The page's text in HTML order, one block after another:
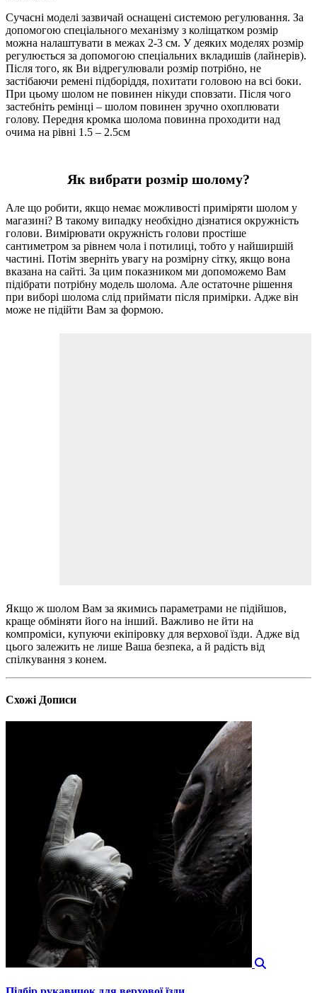
Сучасні моделі зазвичай оснащені системою регулювання. За
допомогою спеціального механізму з коліщатком розмір
можна налаштувати в межах 2-3 см. У деяких моделях розмір
регулюється за допомогою спеціальних вкладишів (лайнерів).
Після того, як Ви відрегулювали розмір потрібно, не
застібаючи ремені підборіддя, похитати головою на всі боки.
При цьому шолом не повинен нікуди сповзати. Після чого
застебніть ремінці – шолом повинен зручно охоплювати
голову. Передня кромка шолома повинна проходити над
очима на рівні 1.5 – 2.5см
Як вибрати розмір шолому?
Але що робити, якщо немає можливості приміряти шолом у
магазині? В такому випадку необхідно дізнатися окружність
голови. Вимірювати окружність голови простіше
сантиметром за рівнем чола і потилиці, тобто у найширшій
частині. Потім зверніть увагу на розмірну сітку, якщо вона
вказана на сайті. За цим показником ми допоможемо Вам
підібрати потрібну модель шолома. Але остаточне рішення
при виборі шолома слід приймати після примірки. Адже він
може не підійти Вам за формою.
Якщо ж шолом Вам за якимись параметрами не підійшов,
краще обміняти його на інший. Важливо не йти на
компроміси, купуючи екіпіровку для верхової їзди. Адже від
цього залежить не лише Ваша безпека, а й радість від
спілкування з конем.
Схожі Дописи